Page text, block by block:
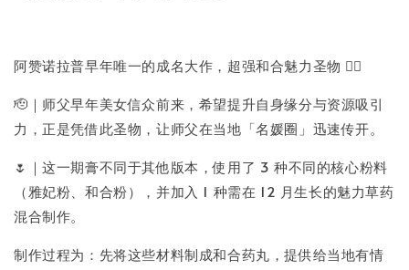
阿赞诺拉普早年唯一的成名大作，超强和合魅力圣物 ❤️‍🔥
🫡｜师父早年美女信众前来，希望提升自身缘分与资源吸引
力，正是凭借此圣物，让师父在当地「名媛圈」迅速传开。
🌷｜这一期膏不同于其他版本，使用了 3 种不同的核心粉料
（雅妃粉、和合粉），并加入 1 种需在 12 月生长的魅力草药
混合制作。
制作过程为：先将这些材料制成和合药丸，提供给当地有情